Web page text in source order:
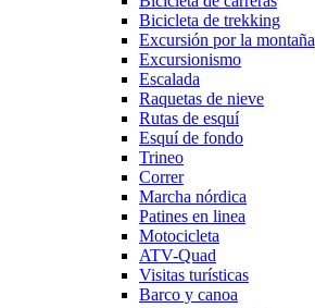
Bicicleta de trekking
Excursión por la montaña
Excursionismo
Escalada
Raquetas de nieve
Rutas de esquí
Esquí de fondo
Trineo
Correr
Marcha nórdica
Patines en linea
Motocicleta
ATV-Quad
Visitas turísticas
Barco y canoa